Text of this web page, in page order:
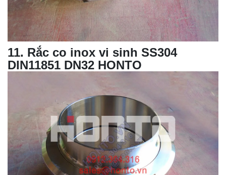
11. Rắc co inox vi sinh SS304
DIN11851 DN32 HONTO